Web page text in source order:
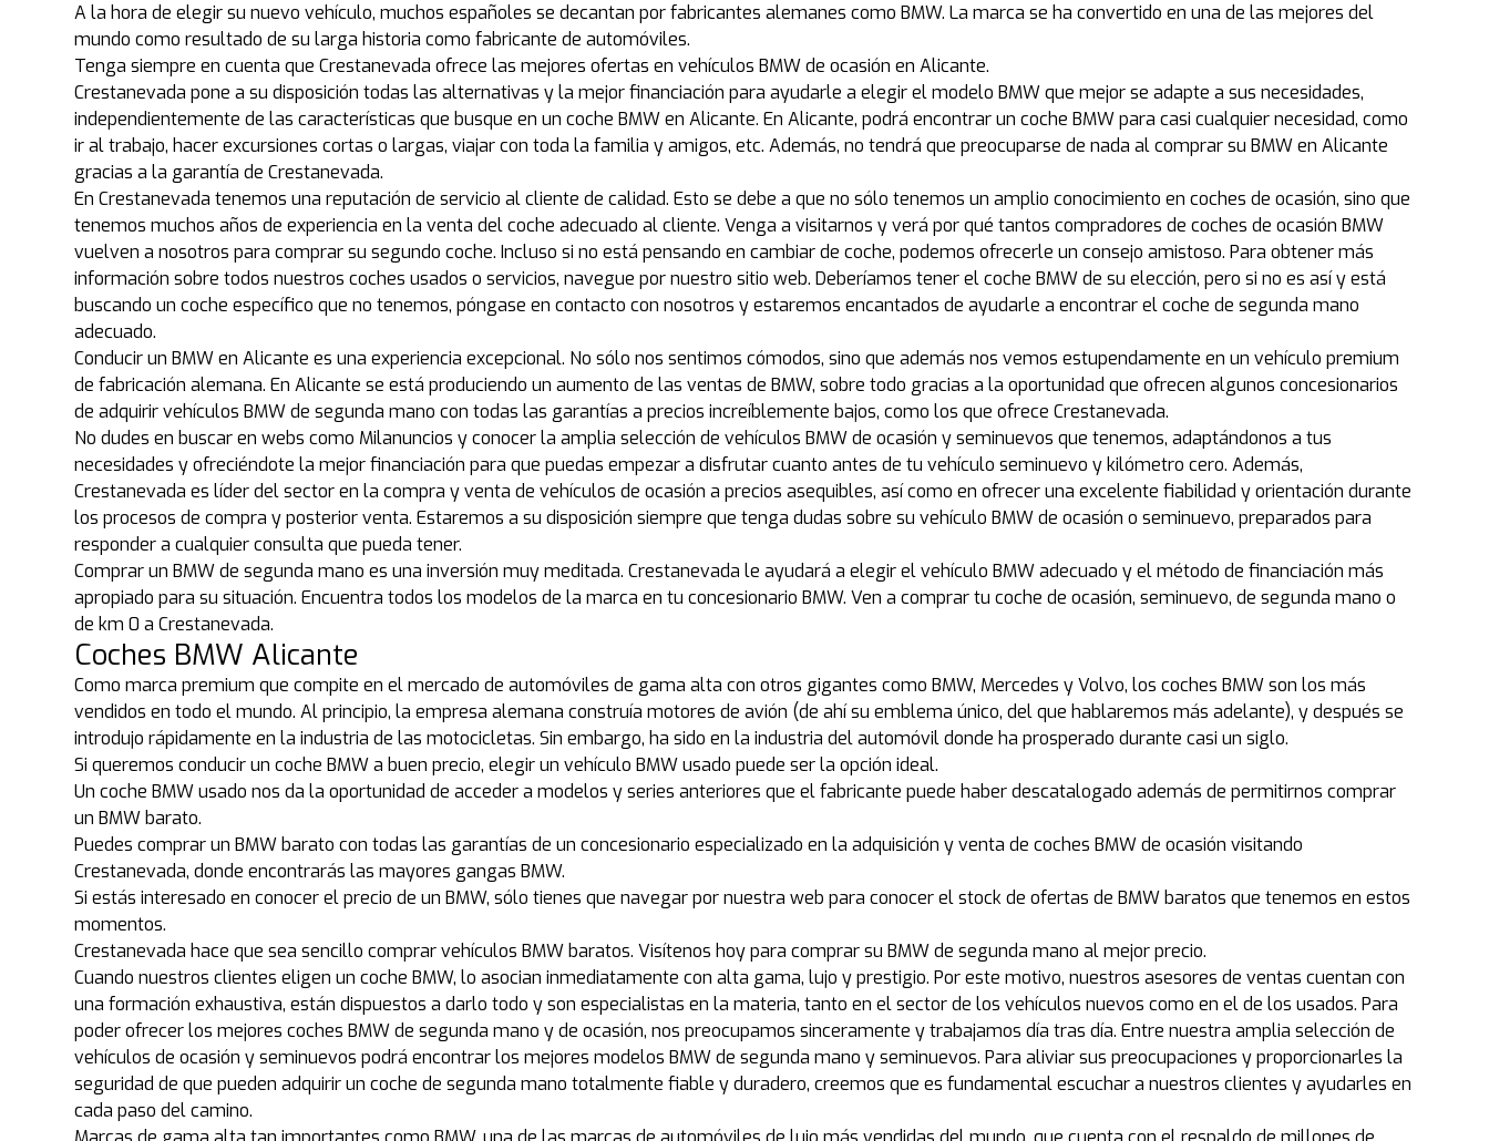
A la hora de elegir su nuevo vehículo, muchos españoles se decantan por fabricantes alemanes como BMW. La marca se ha convertido en una de las mejores del
mundo como resultado de su larga historia como fabricante de automóviles.
Tenga siempre en cuenta que Crestanevada ofrece las mejores ofertas en vehículos BMW de ocasión en Alicante.
Crestanevada pone a su disposición todas las alternativas y la mejor financiación para ayudarle a elegir el modelo BMW que mejor se adapte a sus necesidades,
independientemente de las características que busque en un coche BMW en Alicante. En Alicante, podrá encontrar un coche BMW para casi cualquier necesidad, como
ir al trabajo, hacer excursiones cortas o largas, viajar con toda la familia y amigos, etc. Además, no tendrá que preocuparse de nada al comprar su BMW en Alicante
gracias a la garantía de Crestanevada.
En Crestanevada tenemos una reputación de servicio al cliente de calidad. Esto se debe a que no sólo tenemos un amplio conocimiento en coches de ocasión, sino que
tenemos muchos años de experiencia en la venta del coche adecuado al cliente. Venga a visitarnos y verá por qué tantos compradores de coches de ocasión BMW
vuelven a nosotros para comprar su segundo coche. Incluso si no está pensando en cambiar de coche, podemos ofrecerle un consejo amistoso. Para obtener más
información sobre todos nuestros coches usados o servicios, navegue por nuestro sitio web. Deberíamos tener el coche BMW de su elección, pero si no es así y está
buscando un coche específico que no tenemos, póngase en contacto con nosotros y estaremos encantados de ayudarle a encontrar el coche de segunda mano
adecuado.
Conducir un BMW en Alicante es una experiencia excepcional. No sólo nos sentimos cómodos, sino que además nos vemos estupendamente en un vehículo premium
de fabricación alemana. En Alicante se está produciendo un aumento de las ventas de BMW, sobre todo gracias a la oportunidad que ofrecen algunos concesionarios
de adquirir vehículos BMW de segunda mano con todas las garantías a precios increíblemente bajos, como los que ofrece Crestanevada.
No dudes en buscar en webs como Milanuncios y conocer la amplia selección de vehículos BMW de ocasión y seminuevos que tenemos, adaptándonos a tus
necesidades y ofreciéndote la mejor financiación para que puedas empezar a disfrutar cuanto antes de tu vehículo seminuevo y kilómetro cero. Además,
Crestanevada es líder del sector en la compra y venta de vehículos de ocasión a precios asequibles, así como en ofrecer una excelente fiabilidad y orientación durante
los procesos de compra y posterior venta. Estaremos a su disposición siempre que tenga dudas sobre su vehículo BMW de ocasión o seminuevo, preparados para
responder a cualquier consulta que pueda tener.
Comprar un BMW de segunda mano es una inversión muy meditada. Crestanevada le ayudará a elegir el vehículo BMW adecuado y el método de financiación más
apropiado para su situación. Encuentra todos los modelos de la marca en tu concesionario BMW. Ven a comprar tu coche de ocasión, seminuevo, de segunda mano o
de km 0 a Crestanevada.
Coches BMW Alicante
Como marca premium que compite en el mercado de automóviles de gama alta con otros gigantes como BMW, Mercedes y Volvo, los coches BMW son los más
vendidos en todo el mundo. Al principio, la empresa alemana construía motores de avión (de ahí su emblema único, del que hablaremos más adelante), y después se
introdujo rápidamente en la industria de las motocicletas. Sin embargo, ha sido en la industria del automóvil donde ha prosperado durante casi un siglo.
Si queremos conducir un coche BMW a buen precio, elegir un vehículo BMW usado puede ser la opción ideal.
Un coche BMW usado nos da la oportunidad de acceder a modelos y series anteriores que el fabricante puede haber descatalogado además de permitirnos comprar
un BMW barato.
Puedes comprar un BMW barato con todas las garantías de un concesionario especializado en la adquisición y venta de coches BMW de ocasión visitando
Crestanevada, donde encontrarás las mayores gangas BMW.
Si estás interesado en conocer el precio de un BMW, sólo tienes que navegar por nuestra web para conocer el stock de ofertas de BMW baratos que tenemos en estos
momentos.
Crestanevada hace que sea sencillo comprar vehículos BMW baratos. Visítenos hoy para comprar su BMW de segunda mano al mejor precio.
Cuando nuestros clientes eligen un coche BMW, lo asocian inmediatamente con alta gama, lujo y prestigio. Por este motivo, nuestros asesores de ventas cuentan con
una formación exhaustiva, están dispuestos a darlo todo y son especialistas en la materia, tanto en el sector de los vehículos nuevos como en el de los usados. Para
poder ofrecer los mejores coches BMW de segunda mano y de ocasión, nos preocupamos sinceramente y trabajamos día tras día. Entre nuestra amplia selección de
vehículos de ocasión y seminuevos podrá encontrar los mejores modelos BMW de segunda mano y seminuevos. Para aliviar sus preocupaciones y proporcionarles la
seguridad de que pueden adquirir un coche de segunda mano totalmente fiable y duradero, creemos que es fundamental escuchar a nuestros clientes y ayudarles en
cada paso del camino.